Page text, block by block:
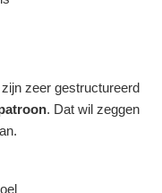
zeer gestructureerd
. Dat wil zeggen